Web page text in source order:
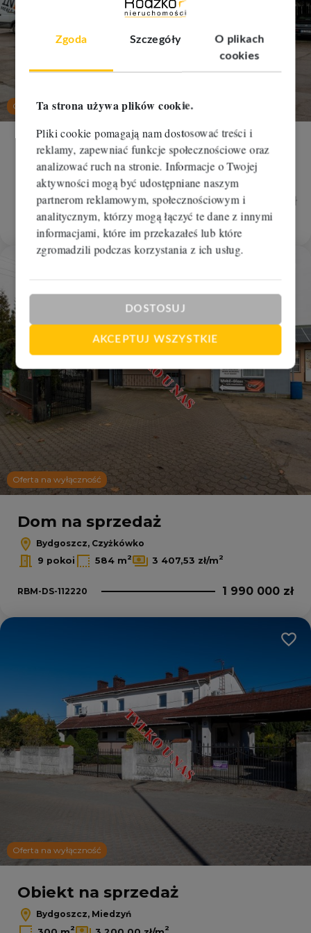
Zgoda Szczegóły
O plikach
cookies
Ta strona używa plików cookie.
Pliki cookie pomagają nam dostosować treści i
reklamy, zapewniać funkcje społecznościowe oraz
analizować ruch na stronie. Informacje o Twojej
aktywności mogą być udostępniane naszym
partnerom reklamowym, społecznościowym i
analitycznym, którzy mogą łączyć te dane z innymi
informacjami, które im przekazałeś lub które
zgromadzili podczas korzystania z ich usług.
DOSTOSUJ
AKCEPTUJ WSZYSTKIE
Oferta na wyłączność
Hala na sprzedaż
Bydgoszcz, Czyżkówko
360 m2 6 388,89 zł/m2
0 zł
RBM-HS-112221 2 300 000 zł
Oferta na wyłączność
Dom na sprzedaż
Bydgoszcz, Czyżkówko
9 pokoi
584 m2 3 407,53 zł/m2
RBM-DS-112220 1 990 000 zł
Oferta na wyłączność
Obiekt na sprzedaż
Bydgoszcz, Miedzyń
2 2